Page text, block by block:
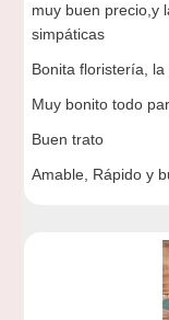
muy buen precio,y
simpáticas
Bonita floristería,
Muy bonito todo
Buen trato
Amable, Rápido y